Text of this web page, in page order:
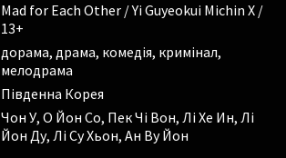
Mad for Each Other / Yi Guyeokui Michin X /
13+
дорама, драма, комедія, кримінал,
мелодрама
Південна Корея
Чон У, О Йон Со, Пек Чі Вон, Лі Хе Ин, Лі
Йон Ду, Лі Су Хьон, Ан Ву Йон